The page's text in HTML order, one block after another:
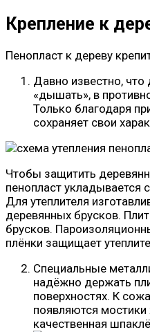
Крепление к
Пенопласт к дереву
Давно известно,
«дышать», в
Только благодаря
сохраняет свои
Чтобы защитить
пенопласт укладывается
Для утеплителя
деревянных брусков.
брусков.
плёнки защищает
Специальные
надёжно держать
поверхностях. К
появляются мостики
качественная